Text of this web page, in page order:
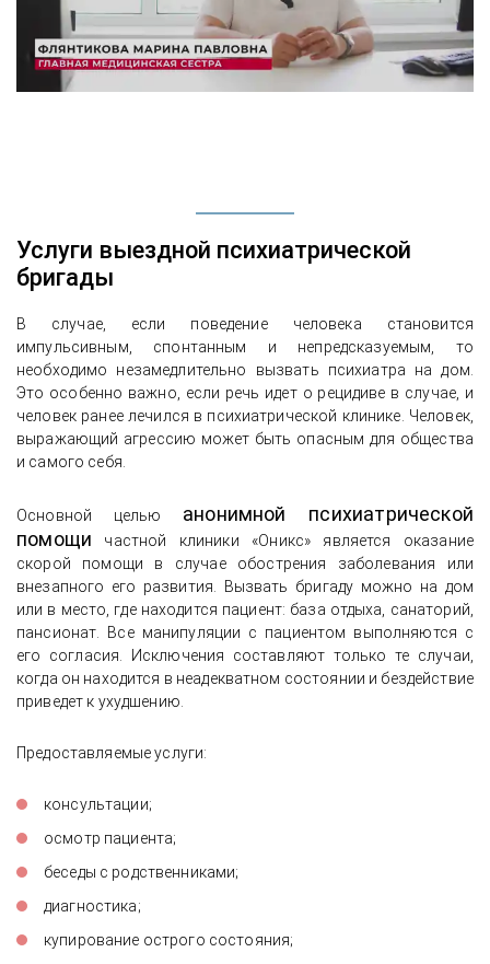
Услуги выездной психиатрической
бригады
В случае, если поведение человека становится
импульсивным, спонтанным и непредсказуемым, то
необходимо незамедлительно вызвать психиатра на дом.
Это особенно важно, если речь идет о рецидиве в случае, и
человек ранее лечился в психиатрической клинике. Человек,
выражающий агрессию может быть опасным для общества
и самого себя.
Основной целью анонимной психиатрической
помощи частной клиники «Оникс» является оказание
скорой помощи в случае обострения заболевания или
внезапного его развития. Вызвать бригаду можно на дом
или в место, где находится пациент: база отдыха, санаторий,
пансионат. Все манипуляции с пациентом выполняются с
его согласия. Исключения составляют только те случаи,
когда он находится в неадекватном состоянии и бездействие
приведет к ухудшению.
Предоставляемые услуги:
консультации;
осмотр пациента;
беседы с родственниками;
диагностика;
купирование острого состояния;